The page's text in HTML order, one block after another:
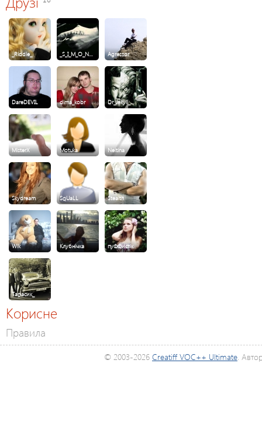
_Riddle_ _S_I_M_O_N… Agressor
DareDEVIL dima_kobr Dr_Jekyll_…
MisterX Motuka Neitina
Skydream SqUaLL Stealth
Wik Клубнічка пуФФистік
Тарасик_
Корисне
Правила
© 2003-2026 Creatiff VOC++ Ultimate.